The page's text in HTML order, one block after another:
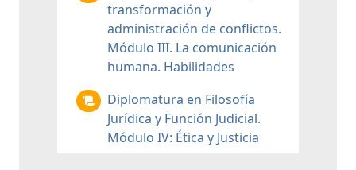
transformación y
administración de conflictos.
Módulo III. La comunicación
humana. Habilidades
Diplomatura en Filosofía
Jurídica y Función Judicial.
Módulo IV: Ética y Justicia